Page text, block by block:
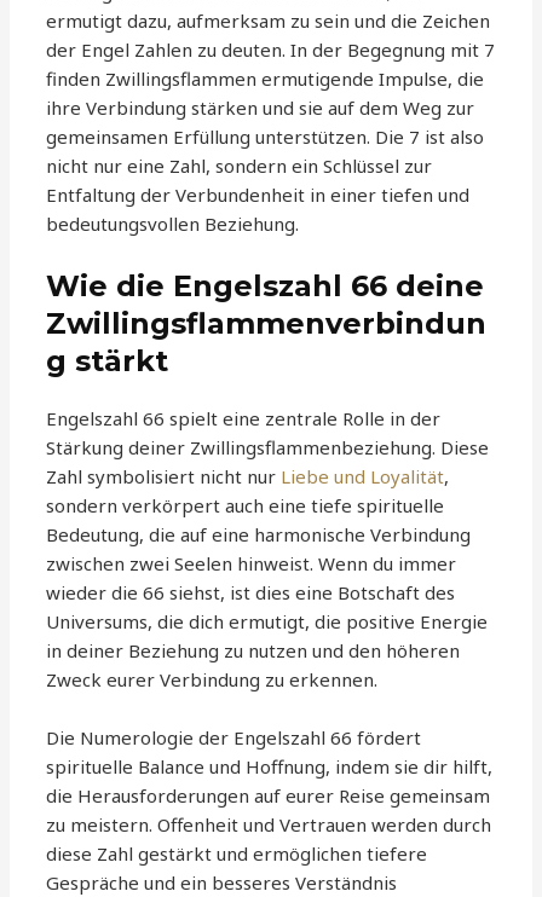
ermutigt dazu, aufmerksam zu sein und die Zeichen
der Engel Zahlen zu deuten. In der Begegnung mit 7
finden Zwillingsflammen ermutigende Impulse, die
ihre Verbindung stärken und sie auf dem Weg zur
gemeinsamen Erfüllung unterstützen. Die 7 ist also
nicht nur eine Zahl, sondern ein Schlüssel zur
Entfaltung der Verbundenheit in einer tiefen und
bedeutungsvollen Beziehung.
Wie die Engelszahl 66 deine
Zwillingsflammenverbindun
g stärkt
Engelszahl 66 spielt eine zentrale Rolle in der
Stärkung deiner Zwillingsflammenbeziehung. Diese
Zahl symbolisiert nicht nur Liebe und Loyalität,
sondern verkörpert auch eine tiefe spirituelle
Bedeutung, die auf eine harmonische Verbindung
zwischen zwei Seelen hinweist. Wenn du immer
wieder die 66 siehst, ist dies eine Botschaft des
Universums, die dich ermutigt, die positive Energie
in deiner Beziehung zu nutzen und den höheren
Zweck eurer Verbindung zu erkennen.
Die Numerologie der Engelszahl 66 fördert
spirituelle Balance und Hoffnung, indem sie dir hilft,
die Herausforderungen auf eurer Reise gemeinsam
zu meistern. Offenheit und Vertrauen werden durch
diese Zahl gestärkt und ermöglichen tiefere
Gespräche und ein besseres Verständnis